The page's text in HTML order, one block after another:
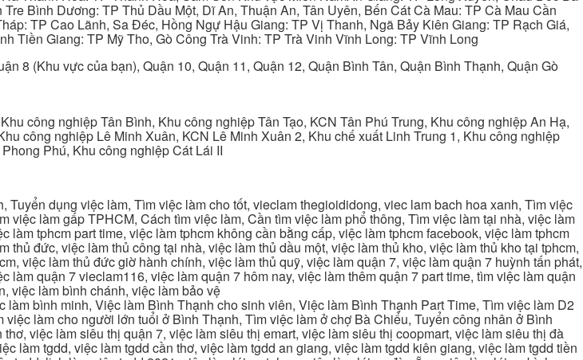
Bình Dương: TP Thủ Dầu Một, Dĩ An, Thuận An, Tân Uyên, Bến Cát Cà Mau: TP Cà Mau Cần
TP Cao Lãnh, Sa Đéc, Hồng Ngự Hậu Giang: TP Vị Thanh, Ngã Bảy Kiên Giang: TP Rạch Giá,
Tiền Giang: TP Mỹ Tho, Gò Công Trà Vinh: TP Trà Vinh Vĩnh Long: TP Vĩnh Long
8 (Khu vực của bạn), Quận 10, Quận 11, Quận 12, Quận Bình Tân, Quận Bình Thạnh, Quận Gò
công nghiệp Tân Bình, Khu công nghiệp Tân Tạo, KCN Tân Phú Trung, Khu công nghiệp An Hạ,
công nghiệp Lê Minh Xuân, KCN Lê Minh Xuân 2, Khu chế xuất Linh Trung 1, Khu công nghiệp
Phú, Khu công nghiệp Cát Lái II
dụng việc làm, Tìm việc làm cho tốt, vieclam thegioididong, viec lam bach hoa xanh, Tìm việc
làm gấp TPHCM, Cách tìm việc làm, Cần tìm việc làm phổ thông, Tìm việc làm tại nhà, việc làm
tphcm part time, việc làm tphcm không cần bằng cấp, việc làm tphcm facebook, việc làm tphcm
đức, việc làm thủ công tại nhà, việc làm thủ dầu một, việc làm thủ kho, việc làm thủ kho tại tphcm,
việc làm thủ đức giờ hành chính, việc làm thủ quỹ, việc làm quận 7, việc làm quận 7 huỳnh tấn phát,
quận 7 vieclam116, việc làm quận 7 hôm nay, việc làm thêm quận 7 part time, tìm việc làm quận
việc làm bình chánh, việc làm bảo vệ
bình minh, Việc làm Bình Thạnh cho sinh viên, Việc làm Bình Thạnh Part Time, Tìm việc làm D2
làm cho người lớn tuổi ở Bình Thạnh, Tìm việc làm ở chợ Bà Chiểu, Tuyển công nhân ở Bình
việc làm siêu thị quận 7, việc làm siêu thị emart, việc làm siêu thị coopmart, việc làm siêu thị đà
làm tgdd, việc làm tgdd cần thơ, việc làm tgdd an giang, việc làm tgdd kiên giang, việc làm tgdd tiền